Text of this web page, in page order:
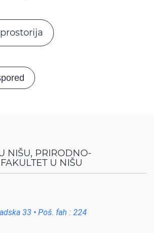
NIŠU, PRIRODNO-
U NIŠU
33 • Poš. fah : 224